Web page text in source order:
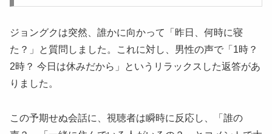
ジョングクは突然、誰かに向かって「昨日、何時に寝
た？」と質問しました。これに対し、男性の声で「1時？
2時？ 今日は休みだから」というリラックスした返答があ
りました。
この予期せぬ会話に、視聴者は瞬時に反応し、「誰の